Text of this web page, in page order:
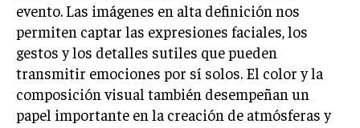
evento. Las imágenes en alta definición nos
permiten captar las expresiones faciales, los
gestos y los detalles sutiles que pueden
transmitir emociones por sí solos. El color y la
composición visual también desempeñan un
papel importante en la creación de atmósferas y